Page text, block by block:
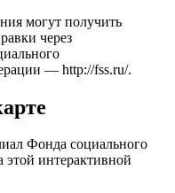
могут получить
через
— http://fss.ru/.
Фонда социального
этой интерактивной